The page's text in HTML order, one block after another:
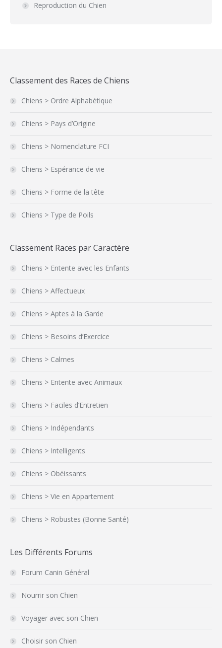
Reproduction du Chien
Classement des Races de Chiens
Chiens > Ordre Alphabétique
Chiens > Pays d’Origine
Chiens > Nomenclature FCI
Chiens > Espérance de vie
Chiens > Forme de la tête
Chiens > Type de Poils
Classement Races par Caractère
Chiens > Entente avec les Enfants
Chiens > Affectueux
Chiens > Aptes à la Garde
Chiens > Besoins d’Exercice
Chiens > Calmes
Chiens > Entente avec Animaux
Chiens > Faciles d’Entretien
Chiens > Indépendants
Chiens > Intelligents
Chiens > Obéissants
Chiens > Vie en Appartement
Chiens > Robustes (Bonne Santé)
Les Différents Forums
Forum Canin Général
Nourrir son Chien
Voyager avec son Chien
Choisir son Chien